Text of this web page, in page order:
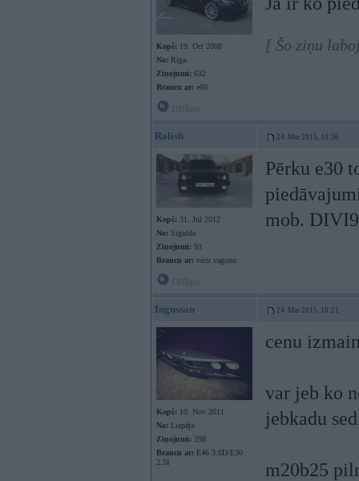
Kopš: 19. Oct 2008
No: Rīga
Ziņojumi: 632
Braucu ar: e60
[ Šo ziņu
Rolish 24. Mar 2015, 10:36
Kopš: 31. Jul 2012
No: Sigulda
Ziņojumi: 93
Braucu ar: vecu vagonu
Pērku e30
mob.
Ingussan 24. Mar 2015, 16:21
Kopš: 10. Nov 2011
No: Liepāja
Ziņojumi: 298
Braucu ar: E46 3.0D/E30
2.5I
cenu
var jeb ko
jebkadu
m20b25